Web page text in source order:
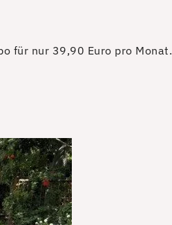
für nur 39,90 Euro pro Monat.